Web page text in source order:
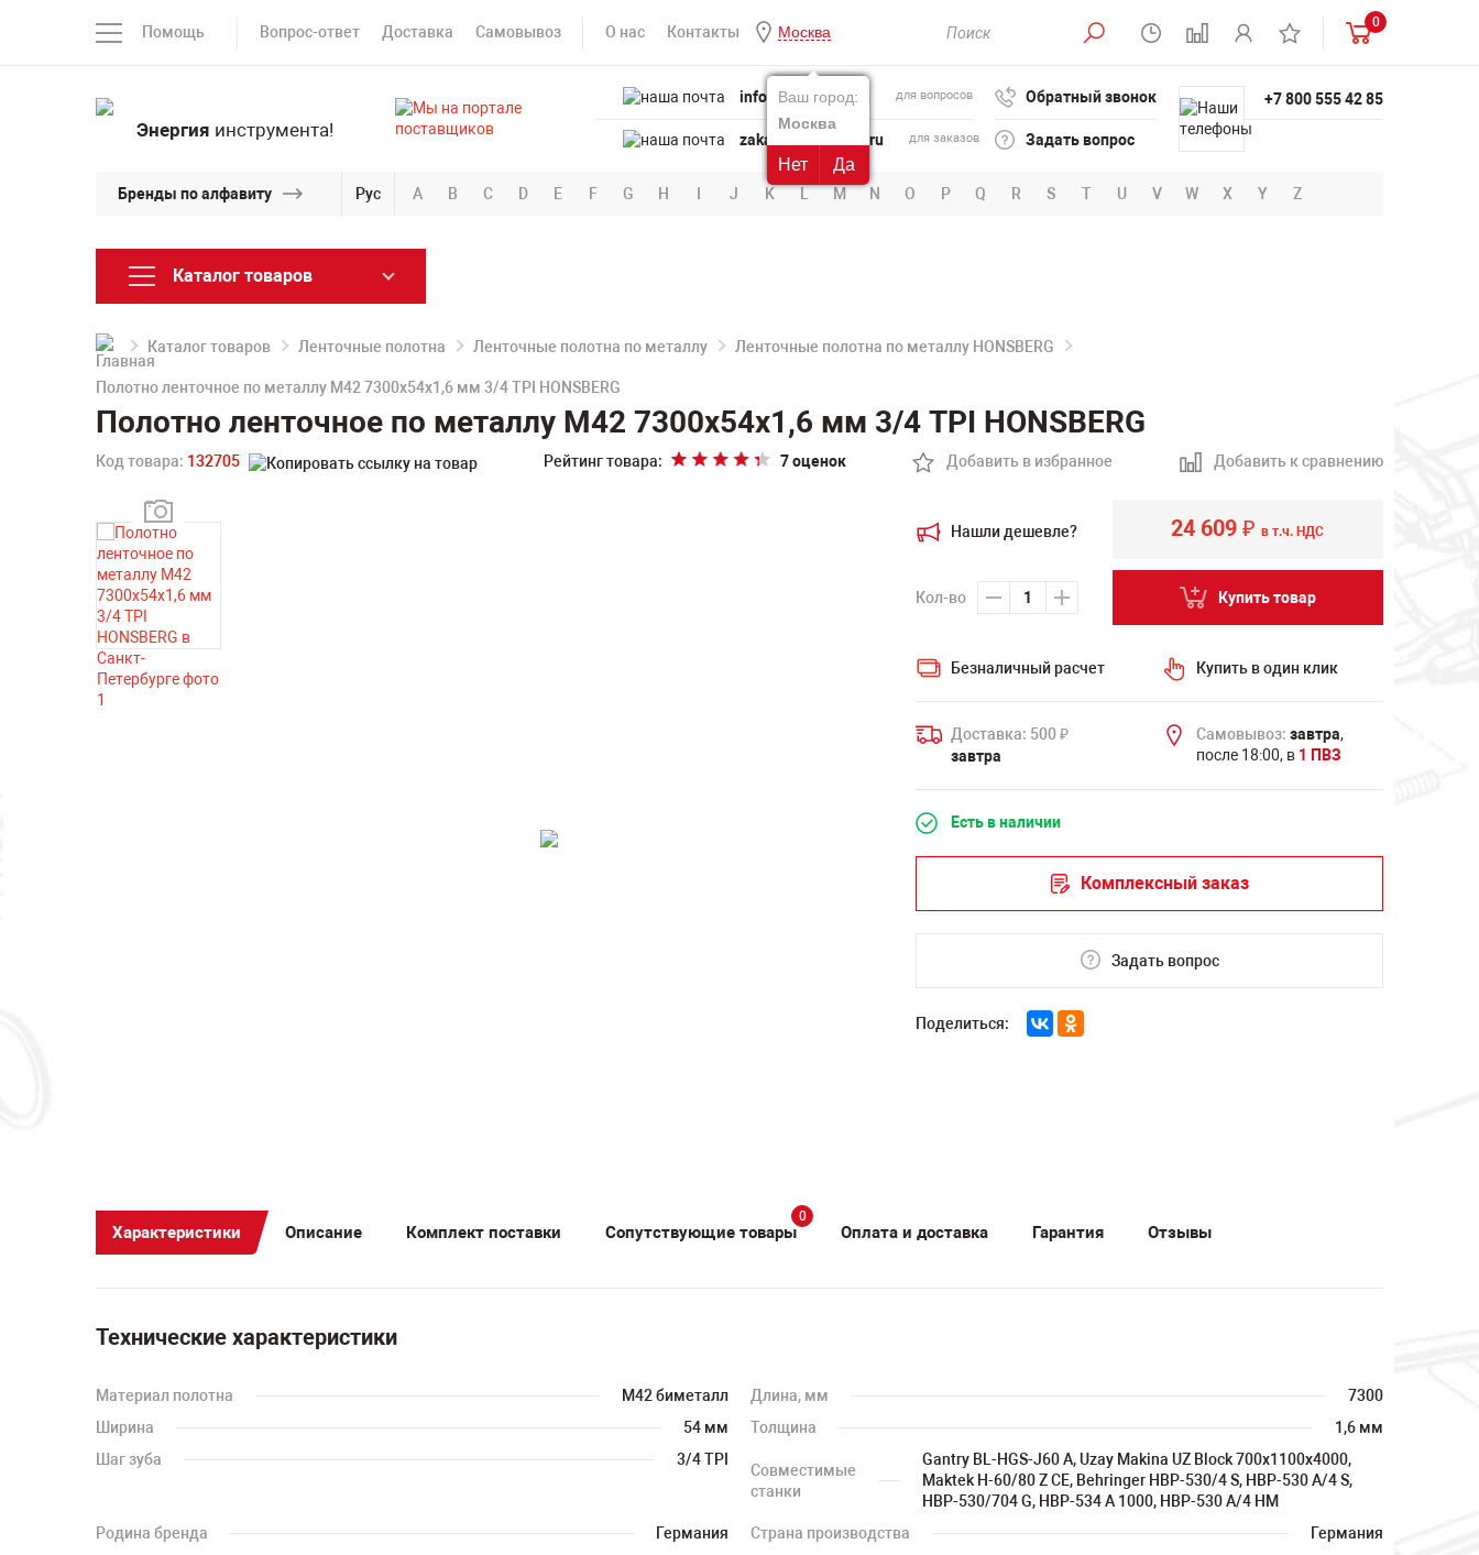
Помощь Вопрос-ответ Доставка Самовывоз О нас Контакты Москва
Ваш город:
Москва
Нет Да
0
Энергия инструмента!
info@powertool.ru для вопросов
zakaz@powertool.ru для заказов
Обратный звонок
Задать вопрос
+7 800 555 42 85
Бренды по алфавиту Рус A B C D E F G H I J K L M N O P Q R S T U V W X Y Z
Каталог товаров
Каталог товаров Ленточные полотна Ленточные полотна по металлу Ленточные полотна по металлу HONSBERG
Полотно ленточное по металлу M42 7300х54х1,6 мм 3/4 TPI HONSBERG
Полотно ленточное по металлу M42 7300х54х1,6 мм 3/4 TPI HONSBERG
Код товара: 132705 Рейтинг товара: 7 оценок Добавить в избранное Добавить к сравнению
Нашли дешевле?
Кол-во
24 609₽ в т.ч. НДС
Купить товар
Безналичный расчет Купить в один клик
Доставка: 500 ₽
завтра
Самовывоз: завтра,
после 18:00, в 1 ПВЗ
Есть в наличии
Комплексный заказ
Задать вопрос
Поделиться:
Характеристики Описание Комплект поставки Сопутствующие товары
0
Оплата и доставка Гарантия Отзывы
Технические характеристики
Материал полотна M42 биметалл Длина, мм
7300
Ширина
54 мм Толщина
1,6 мм
Шаг зуба
3/4 TPI
Совместимые
станки
Gantry BL-HGS-J60 A, Uzay Makina UZ Block 700x1100x4000,
Maktek H-60/80 Z CE, Behringer HBP-530/4 S, HBP-530 A/4 S,
HBP-530/704 G, HBP-534 A 1000, HBP-530 A/4 HM
Родина бренда
Германия Страна производства
Германия